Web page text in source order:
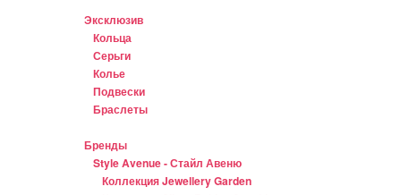
Эксклюзив
Кольца
Серьги
Колье
Подвески
Браслеты
Бренды
Style Avenue - Стайл Авеню
Коллекция Jewellery Garden